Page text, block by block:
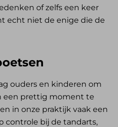
of zelfs een keer
echt niet de enige die de
ouders en kinderen om
een prettig moment te
in onze praktijk vaak een
controle bij de tandarts,